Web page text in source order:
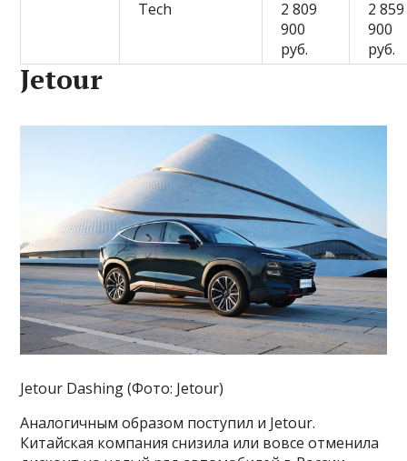
Tech
2 809
900
руб.
2 859
900
руб.
Jetour
Jetour Dashing (Фото: Jetour)
Аналогичным образом поступил и Jetour.
Китайская компания снизила или вовсе отменила